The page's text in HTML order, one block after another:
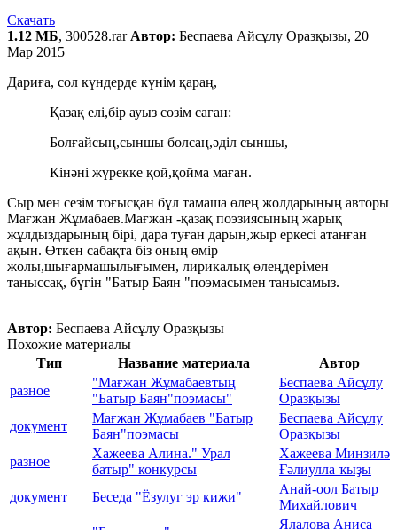
Скачать
1.12 МБ, 300528.rar Автор: Беспаева Айсұлу Оразқызы, 20
Мар 2015
Дариға, сол күндерде күнім қараң,
Қазақ елі,бір ауыз сөзім саған:
Болғайсың,сыншы болсаң,әділ сыншы,
Кінәні жүрекке қой,қойма маған.
Сыр мен сезім тоғысқан бұл тамаша өлең жолдарының авторы
Мағжан Жұмабаев.Мағжан -қазақ поэзиясының жарық
жұлдыздарының бірі, дара туған дарын,жыр еркесі атанған
ақын. Өткен сабақта біз оның өмір
жолы,шығармашылығымен, лирикалық өлеңдерімен
таныссақ, бүгін "Батыр Баян "поэмасымен танысамыз.
Автор: Беспаева Айсұлу Оразқызы
Похожие материалы
Тип
Название материала
Автор
разное
"Мағжан Жұмабаевтың
"Батыр Баян"поэмасы"
Беспаева Айсұлу
Оразқызы
документ
Мағжан Жұмабаев "Батыр
Баян"поэмасы
Беспаева Айсұлу
Оразқызы
разное
Хажеева Алина." Урал
батыр" конкурсы
Хажеева Минзилә
Ғәлиулла ҡыҙы
документ
Беседа "Ёзулуг эр кижи"
Анай-оол Батыр
Михайлович
Ялалова Аниса